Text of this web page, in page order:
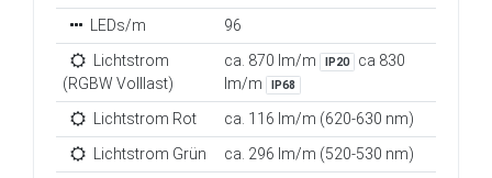
LEDs/m
96
Lichtstrom
(RGBW Volllast)
ca. 870 lm/m IP20
ca 830
lm/m
IP68
Lichtstrom Rot
ca. 116 lm/m (620-630 nm)
Lichtstrom Grün
ca. 296 lm/m (520-530 nm)